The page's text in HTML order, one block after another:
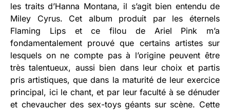
les traits d’Hanna Montana, il s’agit bien entendu de
Miley Cyrus. Cet album produit par les éternels
Flaming Lips et ce filou de Ariel Pink m’a
fondamentalement prouvé que certains artistes sur
lesquels on ne compte pas à l’origine peuvent être
très talentueux, aussi bien dans leur choix et partis
pris artistiques, que dans la maturité de leur exercice
principal, ici le chant, et par leur faculté à se dénuder
et chevaucher des sex-toys géants sur scène. Cette